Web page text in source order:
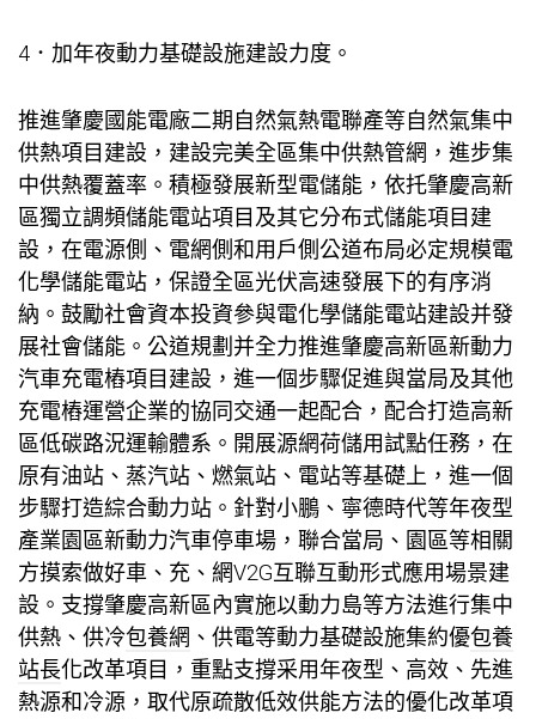
4．加年夜動力基礎設施建設力度。
推進肇慶國能電廠二期自然氣熱電聯產等自然氣集中
供熱項目建設，建設完美全區集中供熱管網，進步集
中供熱覆蓋率。積極發展新型電儲能，依托肇慶高新
區獨立調頻儲能電站項目及其它分布式儲能項目建
設，在電源側、電網側和用戶側公道布局必定規模電
化學儲能電站，保證全區光伏高速發展下的有序消
納。鼓勵社會資本投資參與電化學儲能電站建設并發
展社會儲能。公道規劃并全力推進肇慶高新區新動力
汽車充電樁項目建設，進一個步驟促進與當局及其他
充電樁運營企業的協同交通一起配合，配合打造高新
區低碳路況運輸體系。開展源網荷儲用試點任務，在
原有油站、蒸汽站、燃氣站、電站等基礎上，進一個
步驟打造綜合動力站。針對小鵬、寧德時代等年夜型
產業園區新動力汽車停車場，聯合當局、園區等相關
方摸索做好車、充、網V2G互聯互動形式應用場景建
設。支撐肇慶高新區內實施以動力島等方法進行集中
供熱、供冷包養網 、供電等動力基礎設施集約優包養
站長化改革項目，重點支撐采用年夜型、高效、先進
熱源和冷源，取代原疏散低效供能方法的優化改革項